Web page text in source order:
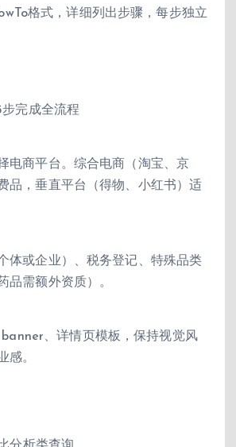
格式，详细列出步骤，每步独立
完成全流程
电商平台。综合电商（淘宝、京
品，垂直平台（得物、小红书）适
体或企业）、税务登记、特殊品类
品需额外资质）。
、详情页模板，保持视觉风
感。